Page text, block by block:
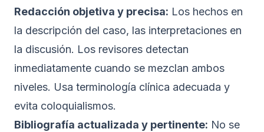
Redacción objetiva y precisa: Los hechos en
la descripción del caso, las interpretaciones en
la discusión. Los revisores detectan
inmediatamente cuando se mezclan ambos
niveles. Usa terminología clínica adecuada y
evita coloquialismos.
Bibliografía actualizada y pertinente: No se